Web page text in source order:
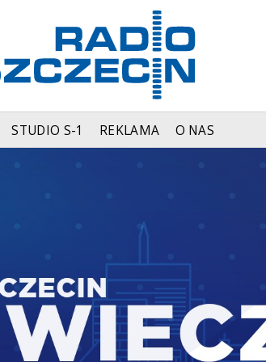
STUDIO S-1 REKLAMA O NAS